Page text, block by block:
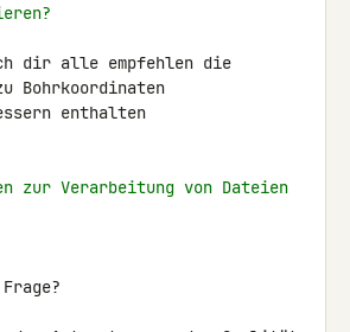
dir alle empfehlen die
Bohrkoordinaten
enthalten
zur Verarbeitung von Dateien